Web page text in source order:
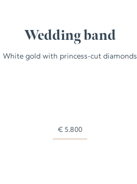
Wedding band
White gold with princess-cut diamonds
€ 5.800